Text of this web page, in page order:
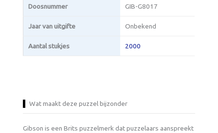
Doosnummer GIB-G8017
Jaar van uitgifte Onbekend
Aantal stukjes 2000
Wat maakt deze puzzel bijzonder
Gibson is een Brits puzzelmerk dat puzzelaars aanspreekt